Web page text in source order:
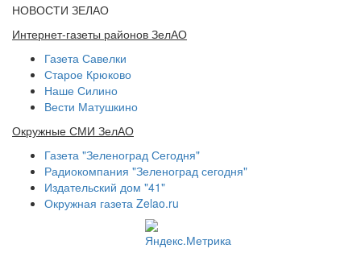
НОВОСТИ ЗЕЛАО
Интернет-газеты районов ЗелАО
Газета Савелки
Старое Крюково
Наше Силино
Вести Матушкино
Окружные СМИ ЗелАО
Газета "Зеленоград Сегодня"
Радиокомпания "Зеленоград сегодня"
Издательский дом "41"
Окружная газета Zelao.ru